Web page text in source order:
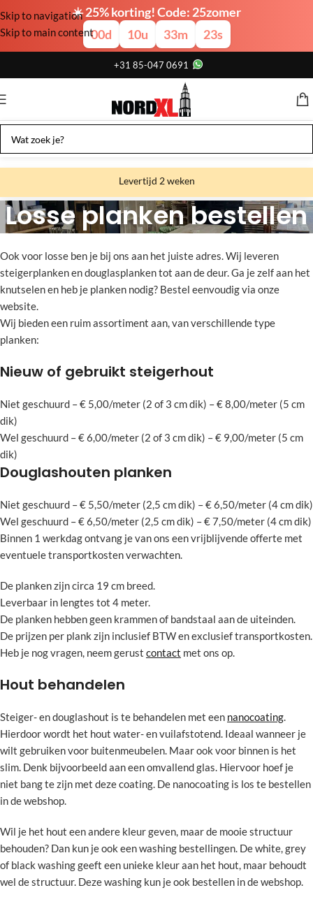
☀️ 25% korting! Code: 25zomer
00d 10u 33m 22s
Skip to navigation
Skip to main content
+31 85-047 0691
Levertijd 2 weken
Gratis verzending
Gratis afhalen
Showroom bij fabriek
Losse planken bestellen
Ook voor losse ben je bij ons aan het juiste adres. Wij leveren
steigerplanken en douglasplanken tot aan de deur. Ga je zelf aan het
knutselen en heb je planken nodig? Bestel eenvoudig via onze
website.
Wij bieden een ruim assortiment aan, van verschillende type
planken:
Nieuw of gebruikt steigerhout
Niet geschuurd – € 5,00/meter (2 of 3 cm dik) – € 8,00/meter (5 cm
dik)
Wel geschuurd – € 6,00/meter (2 of 3 cm dik) – € 9,00/meter (5 cm
dik)
Douglashouten planken
Niet geschuurd – € 5,50/meter (2,5 cm dik) – € 6,50/meter (4 cm dik)
Wel geschuurd – € 6,50/meter (2,5 cm dik) – € 7,50/meter (4 cm dik)
Binnen 1 werkdag ontvang je van ons een vrijblijvende offerte met
eventuele transportkosten verwachten.
De planken zijn circa 19 cm breed.
Leverbaar in lengtes tot 4 meter.
De planken hebben geen krammen of bandstaal aan de uiteinden.
De prijzen per plank zijn inclusief BTW en exclusief transportkosten.
Heb je nog vragen, neem gerust contact met ons op.
Hout behandelen
Steiger- en douglashout is te behandelen met een nanocoating.
Hierdoor wordt het hout water- en vuilafstotend. Ideaal wanneer je
wilt gebruiken voor buitenmeubelen. Maar ook voor binnen is het
slim. Denk bijvoorbeeld aan een omvallend glas. Hiervoor hoef je
niet bang te zijn met deze coating. De nanocoating is los te bestellen
in de webshop.
Wil je het hout een andere kleur geven, maar de mooie structuur
behouden? Dan kun je ook een washing bestellingen. De white, grey
of black washing geeft een unieke kleur aan het hout, maar behoudt
wel de structuur. Deze washing kun je ook bestellen in de webshop.